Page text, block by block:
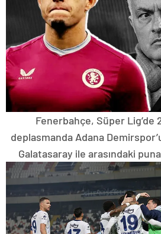
Fenerbahçe, Süper Lig’de
deplasmanda Adana
Galatasaray ile arasındaki puna